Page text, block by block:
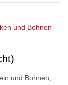
und Bohnen,